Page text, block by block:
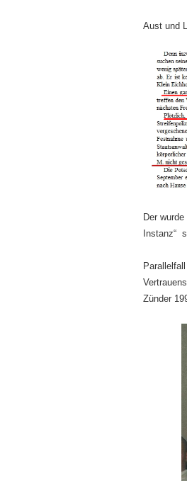
Aust und
Der
Instanz“
Zünder